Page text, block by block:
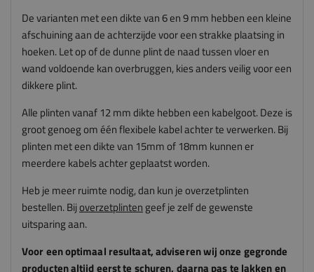
De varianten met een dikte van 6 en 9 mm hebben een kleine
afschuining aan de achterzijde voor een strakke plaatsing in
hoeken. Let op of de dunne plint de naad tussen vloer en
wand voldoende kan overbruggen, kies anders veilig voor een
dikkere plint.
Alle plinten vanaf 12 mm dikte hebben een kabelgoot. Deze is
groot genoeg om één flexibele kabel achter te verwerken. Bij
plinten met een dikte van 15mm of 18mm kunnen er
meerdere kabels achter geplaatst worden.
Heb je meer ruimte nodig, dan kun je overzetplinten
bestellen. Bijoverzetplinten geef je zelf de gewenste
uitsparing aan.
Voor een optimaal resultaat, adviserenwijonze gegronde
producten altijd eerst te schuren, daarna pas te lakken en